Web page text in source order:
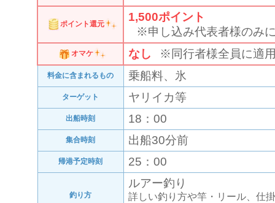
ポイント還元
1,500ポイント
※申し込み代表者様のみ
オマケ なし ※同行者様全員に適
料金に含まれるもの 乗船料、氷
ターゲット ヤリイカ等
出船時刻 18：00
集合時刻 出船30分前
帰港予定時刻 25：00
釣り方
ルアー釣り
詳しい釣り方や竿・リール、仕